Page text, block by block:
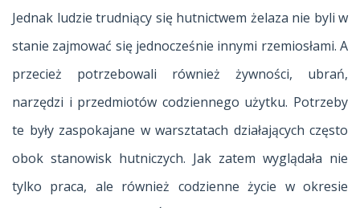
Jednak ludzie trudniący się hutnictwem żelaza nie byli w
stanie zajmować się jednocześnie innymi rzemiosłami. A
przecież potrzebowali również żywności, ubrań,
narzędzi i przedmiotów codziennego użytku. Potrzeby
te były zaspokajane w warsztatach działających często
obok stanowisk hutniczych. Jak zatem wyglądała nie
tylko praca, ale również codzienne życie w okresie